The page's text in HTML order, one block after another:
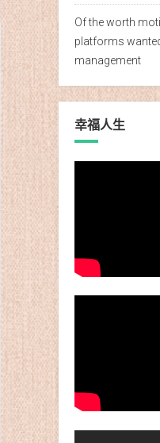
Of the worth
platforms
management
幸福人生